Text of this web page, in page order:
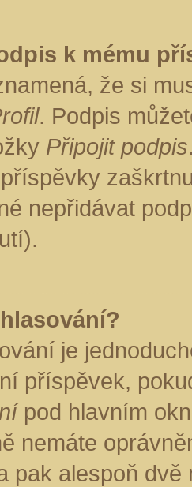
k mému
že si
. Podpis
Připojit podpis
nepřidávat
je
příspěvek,
pod hlavním
nemáte
pak alespoň